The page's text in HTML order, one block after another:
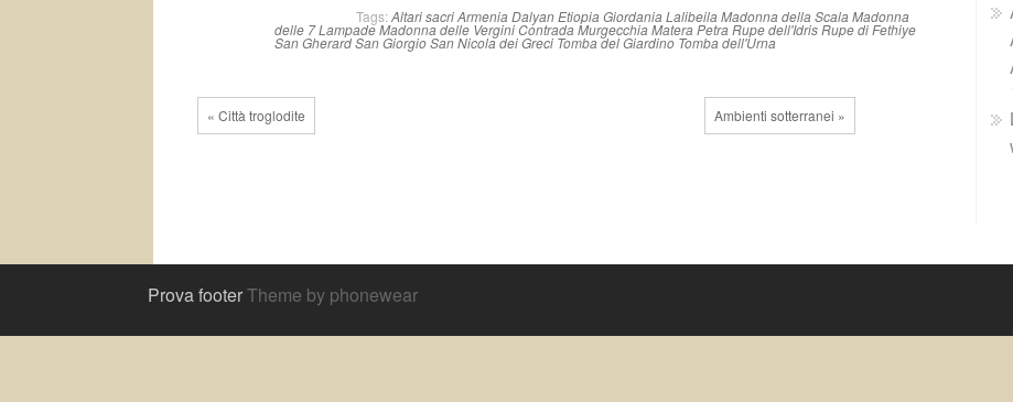
Tags: Altari sacriArmenia DalyanEtiopia Giordania Lalibeila Madonna della Scala Madonna
delle 7 LampadeMadonna delle Vergini Contrada Murgecchia Matera Petra Rupe dell'IdrisRupe di Fethiye
San GherardSan GiorgioSan Nicola dei Greci Tomba del Giardino Tomba dell'Urna
« Città troglodite Ambienti sotterranei »
Prova footerTheme by phonewear